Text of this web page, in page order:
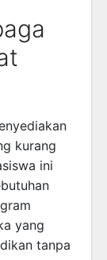
kurang
ini
yang
tanpa